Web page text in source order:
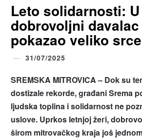
Leto solidarnosti:
dobrovoljni
pokazao veliko srce
31/07/2025
SREMSKA MITROVICA – Dok su
dostizale rekorde, građani Srema
ljudska toplina i solidarnost ne
uslove. Uprkos letnjoj žeгi,
širom mitrovačkog kraja još